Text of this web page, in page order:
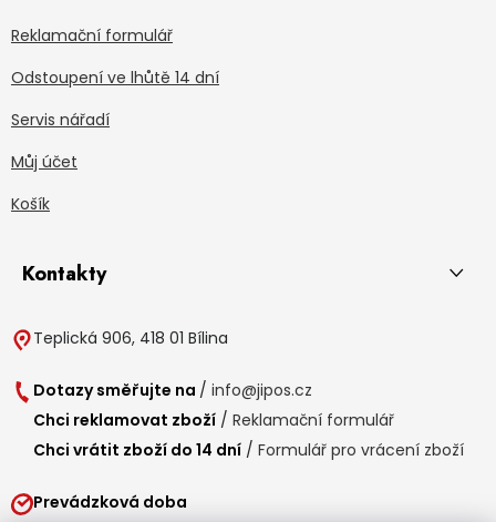
Reklamační formulář
Odstoupení ve lhůtě 14 dní
Servis nářadí
Můj účet
Košík
Kontakty
Teplická 906, 418 01 Bílina
Dotazy směřujte na / info@jipos.cz
Chci reklamovat zboží / Reklamační formulář
Chci vrátit zboží do 14 dní / Formulář pro vrácení zboží
Prevádzková doba